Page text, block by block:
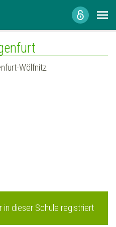
Wölfnitz
in dieser Schule registriert